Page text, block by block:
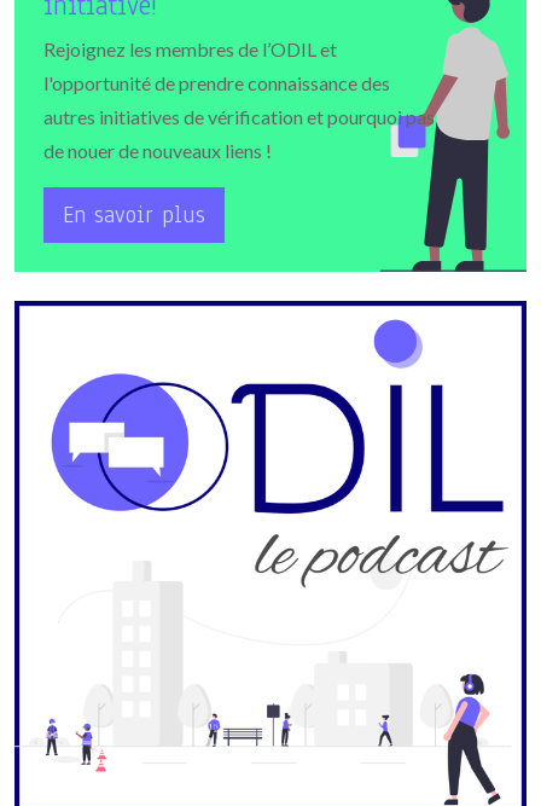
Rejoignez les membres de l’ODIL et
l'opportunité de prendre connaissance des
autres initiatives de vérification et pourquoi pas
de nouer de nouveaux liens !
En savoir plus